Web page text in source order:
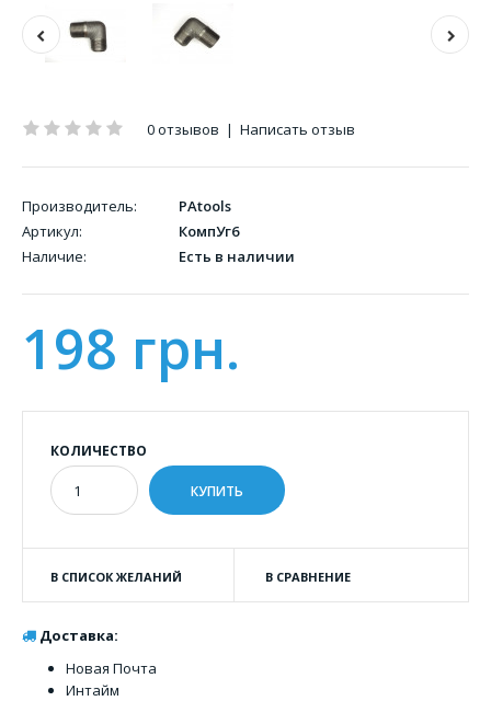
0 отзывов | Написать отзыв
Производитель:
PAtools
Артикул:
КомпУг6
Наличие:
Есть в наличии
198 грн.
КОЛИЧЕСТВО
В СПИСОК ЖЕЛАНИЙ В СРАВНЕНИЕ
Доставка:
Новая Почта
Интайм